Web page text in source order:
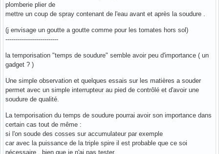
plomberie plier de
mettre un coup de spray contenant de l'eau avant et après la soudure .
(j envisage un goutte a goutte comme pour les tomates hors sol)
---------------------------
la temporisation "temps de soudure" semble avoir peu d'importance ( un
gadget ? )
Une simple observation et quelques essais sur les matières a souder
permet avec un simple interrupteur au pied de contrôlé et d'avoir une
soudure de qualité.
La temporisation du temps de soudure pourrai avoir son importance dans
certain cas tout de même :
si l'on soude des cosses sur accumulateur par exemple
car avec la puissance de la triple spire il est probable que ce soi
nécessaire , bien que je n'ai pas tester.